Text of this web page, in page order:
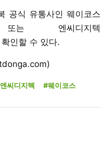
공식 유통사인 웨이코스
엔씨디지텍
인할 수 있다.
씨디지텍 #웨이코스